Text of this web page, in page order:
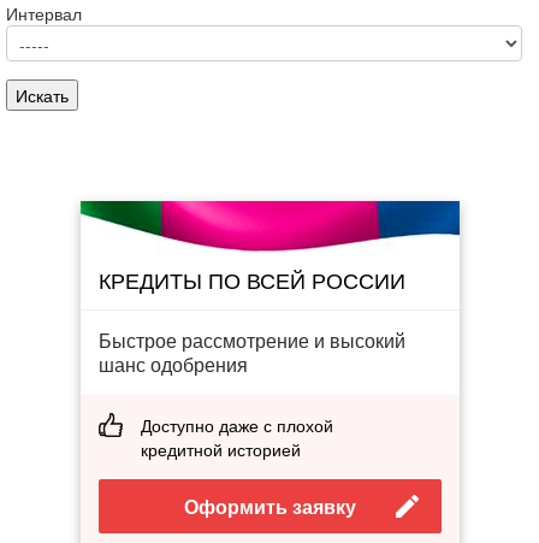
Интервал
КРЕДИТЫ ПО ВСЕЙ РОССИИ
Быстрое рассмотрение и высокий
шанс одобрения
Доступно даже с плохой
кредитной историей
Оформить заявку